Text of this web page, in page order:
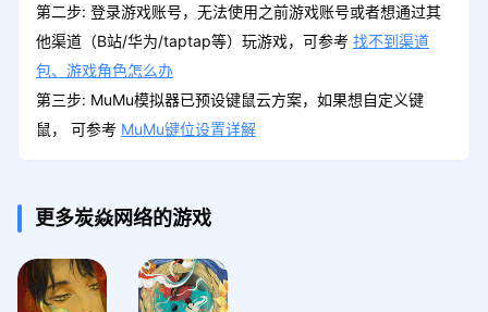
第二步: 登录游戏账号，无法使用之前游戏账号或者想通过其
他渠道（B站/华为/taptap等）玩游戏，可参考 找不到渠道
包、游戏角色怎么办
第三步: MuMu模拟器已预设键鼠云方案，如果想自定义键
鼠， 可参考 MuMu键位设置详解
更多炭焱网络的游戏